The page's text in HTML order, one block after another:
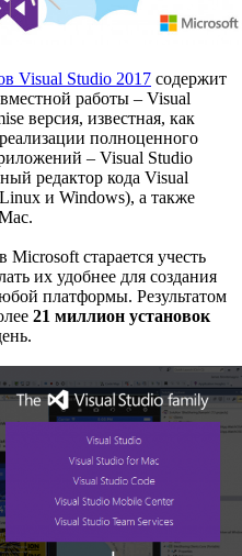
Visual Studio 2017 содержит
работы – Visual
версия, известная, как
полноценного
– Visual Studio
редактор кода Visual
и Windows), а также
старается учесть
их удобнее для создания
платформы. Результатом
21 миллион установок